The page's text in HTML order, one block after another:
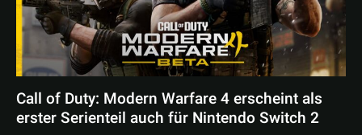
Call of Duty: Modern Warfare 4 erscheint als
erster Serienteil auch für Nintendo Switch 2